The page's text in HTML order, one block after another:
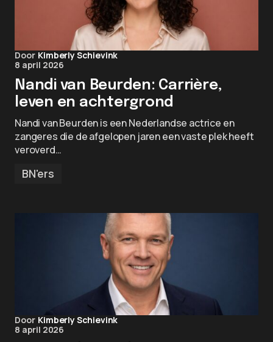
Door Kimberly Schievink
8 april 2026
Nandi van Beurden: Carrière,
leven en achtergrond
Nandi van Beurden is een Nederlandse actrice en
zangeres die de afgelopen jaren een vaste plek heeft
veroverd…
BN'ers
Door Kimberly Schievink
8 april 2026